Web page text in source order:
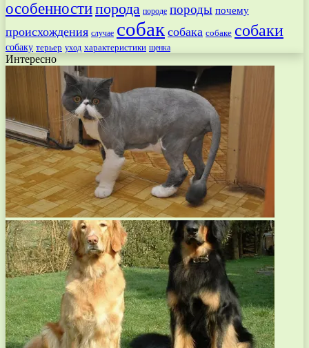
особенностипорода породе породы почему
происхождения случае собак собака собаке собаки
собаку терьер уход характеристики щенка
Интересно